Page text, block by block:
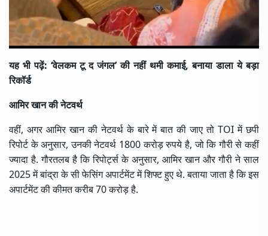
यह भी पढ़ें: ‘वेलकम टू द जंगल’ की नहीं थमी कमाई, बनाया डाला ये बड़ा
रिकॉर्ड
आमिर खान की नेटवर्थ
वहीं, अगर आमिर खान की नेटवर्थ के बारे में बात की जाए तो TOI में छपी
रिपोर्ट के अनुसार, उनकी नेटवर्थ 1800 करोड़ रुपये है, जो कि गौरी से कहीं
ज्यादा है. गौरतलब है कि रिपोर्ट्स के अनुसार, आमिर खान और गौरी ने साल
2025 में बांद्रा के सी फेसिंग अपार्टमेंट में शिफ्ट हुए थे. बताया जाता है कि इस
अपार्टमेंट की कीमत करीब 70 करोड़ है.